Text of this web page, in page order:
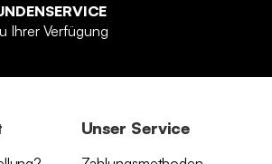
Ihrer Verfügung
Unser Service